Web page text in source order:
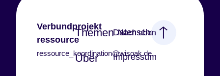
Verbundprojekt
ressource
ressource_koordination@wisoak.de
Themen
Über
Datenschutz
Impressum
Nach oben